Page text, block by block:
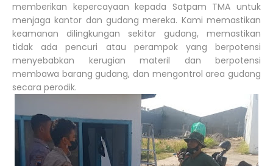
memberikan kepercayaan kepada Satpam TMA untuk
menjaga kantor dan gudang mereka. Kami memastikan
keamanan dilingkungan sekitar gudang, memastikan
tidak ada pencuri atau perampok yang berpotensi
menyebabkan kerugian materil dan berpotensi
membawa barang gudang, dan mengontrol area gudang
secara perodik.